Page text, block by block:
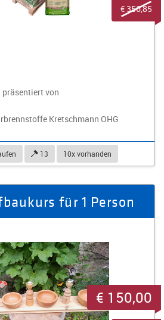
präsentiert von
Kretschmann OHG
13 10x vorhanden
€ 356,85
für 1 Person
€ 150,00